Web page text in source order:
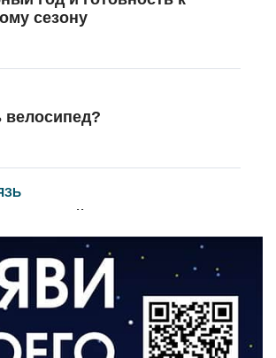
сезону
велосипед?
онлайн
и «Симфония народов»